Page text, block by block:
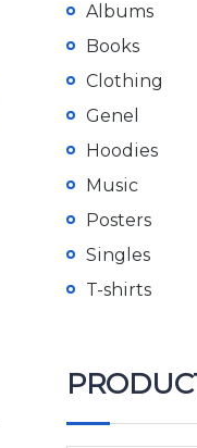
Albums
Books
Clothing
Genel
Hoodies
Music
Posters
Singles
T-shirts